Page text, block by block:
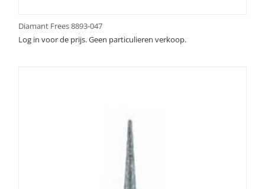
Diamant Frees 8893-047
Log in voor de prijs. Geen particulieren verkoop.